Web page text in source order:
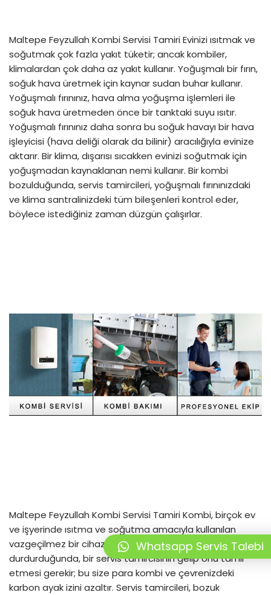
Maltepe Feyzullah Kombi Servisi Tamiri Evinizi ısıtmak ve
soğutmak çok fazla yakıt tüketir; ancak kombiler,
klimalardan çok daha az yakıt kullanır. Yoğuşmalı bir fırın,
soğuk hava üretmek için kaynar sudan buhar kullanır.
Yoğuşmalı fırınınız, hava alma yoğuşma işlemleri ile
soğuk hava üretmeden önce bir tanktaki suyu ısıtır.
Yoğuşmalı fırınınız daha sonra bu soğuk havayı bir hava
işleyicisi (hava deliği olarak da bilinir) aracılığıyla evinize
aktarır. Bir klima, dışarısı sıcakken evinizi soğutmak için
yoğuşmadan kaynaklanan nemi kullanır. Bir kombi
bozulduğunda, servis tamircileri, yoğuşmalı fırınınızdaki
ve klima santralinizdeki tüm bileşenleri kontrol eder,
böylece istediğiniz zaman düzgün çalışırlar.
Maltepe Feyzullah Kombi Servisi Tamiri Kombi, birçok ev
ve işyerinde ısıtma ve soğutma amacıyla kullanılan
vazgeçilmez bir cihazdır. Kombiniz çalışmayı
durdurduğunda, bir servis tamircisinin gelip onu tamir
etmesi gerekir; bu size para kombi ve çevrenizdeki
karbon ayak izini azaltır. Servis tamircileri, bozuk
Whatsapp Servis Talebi